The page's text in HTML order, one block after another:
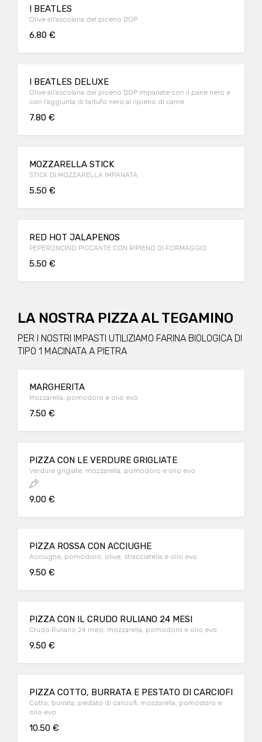
I BEATLES
Olive all'ascolana del piceno DOP
6.80 €
I BEATLES DELUXE
Olive all'ascolana del piceno DOP impanate con il pane nero e
con l'aggiunta di tartufo nero al ripieno di carne
7.80 €
MOZZARELLA STICK
STICK DI MOZZARELLA IMPANATA
5.50 €
RED HOT JALAPENOS
PEPERONCINO PICCANTE CON RIPIENO DI FORMAGGIO
5.50 €
LA NOSTRA PIZZA AL TEGAMINO
PER I NOSTRI IMPASTI UTILIZIAMO FARINA BIOLOGICA DI
TIPO 1 MACINATA A PIETRA
MARGHERITA
Mozzarella, pomodoro e olio evo
7.50 €
PIZZA CON LE VERDURE GRIGLIATE
Verdure grigiate, mozzarella, pomodoro e olio evo
9.00 €
PIZZA ROSSA CON ACCIUGHE
Acciughe, pomodoro, olive, stracciatella e olio evo
9.50 €
PIZZA CON IL CRUDO RULIANO 24 MESI
Crudo Ruliano 24 mesi, mozzarella, pomodoro e olio evo
9.50 €
PIZZA COTTO, BURRATA E PESTATO DI CARCIOFI
Cotto, burrata, pestato di carciofi, mozzarella, pomodoro e
olio evo
10.50 €